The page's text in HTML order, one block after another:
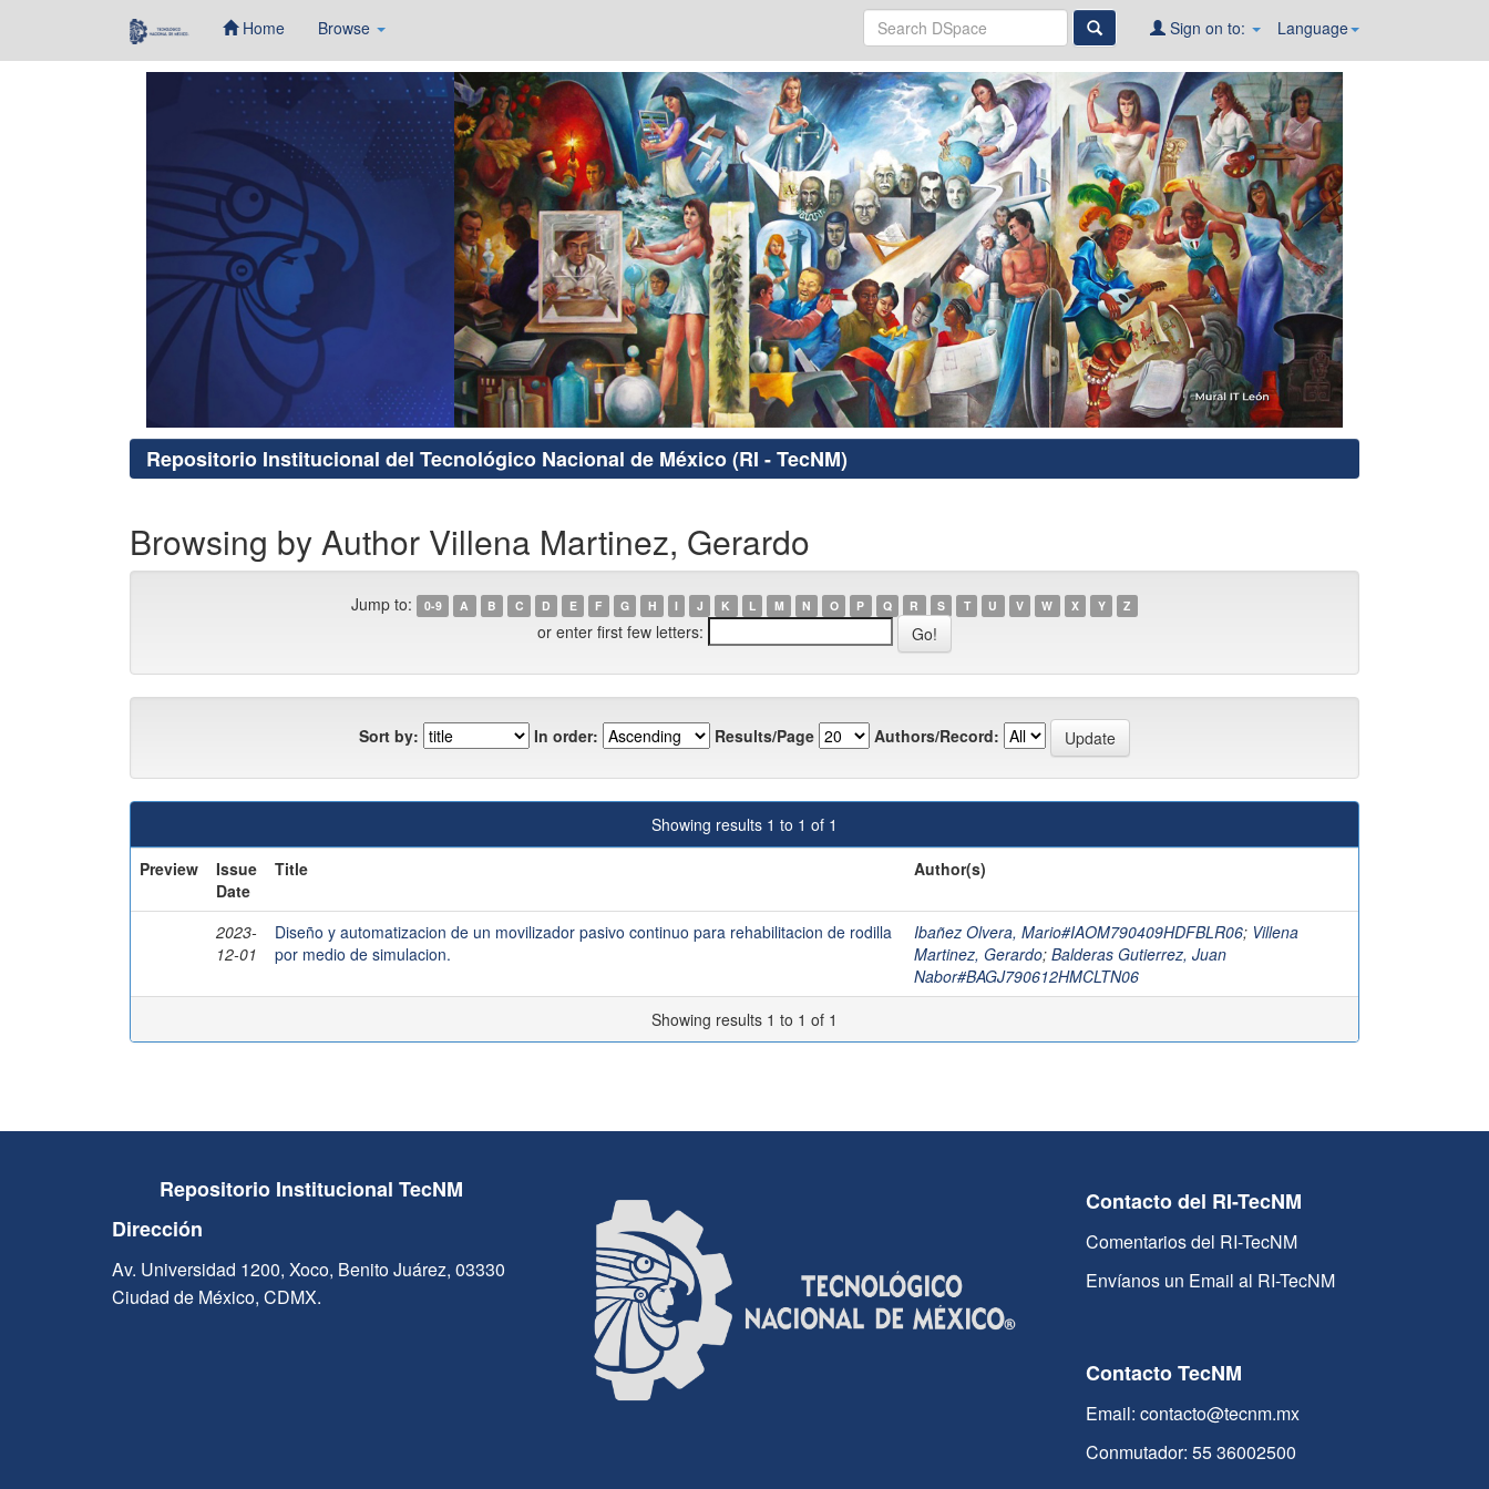
Home Browse Language
Sign on to:
Repositorio Institucional del Tecnológico Nacional de México (RI - TecNM)
Browsing by Author Villena Martinez, Gerardo
Jump to: 0-9 A B C D E F G H I J K L M N O P Q R S T U V W X Y Z
or enter first few letters:
Sort by: In order: Results/Page Authors/Record:
Showing results 1 to 1 of 1
Preview
Issue
Date
Title Author(s)
2023-
12-01
Diseño y automatizacion de un movilizador pasivo continuo para rehabilitacion de rodilla
por medio de simulacion.
Ibañez Olvera, Mario#IAOM790409HDFBLR06; Villena
Martinez, Gerardo; Balderas Gutierrez, Juan
Nabor#BAGJ790612HMCLTN06
Showing results 1 to 1 of 1
Repositorio Institucional TecNM
Dirección
Av. Universidad 1200, Xoco, Benito Juárez, 03330
Ciudad de México, CDMX.
Contacto del RI-TecNM
Comentarios del RI-TecNM
Envíanos un Email al RI-TecNM
Contacto TecNM
Email: contacto@tecnm.mx
Conmutador: 55 36002500